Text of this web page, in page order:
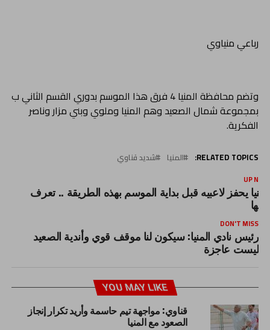
رباعي منياوي
وتضم محافظة المنيا 4 فرق هذا الموسم بدوري القسم الثاني ب
بمجموعة شمال الصعيد وهم المنيا وملوي وبني مزار وناصر
الفكرية.
RELATED TOPICS: المنيا شديد قناوي
UP
يحفز لاعبيه قبل بداية الموسم بهذه الطريقة .. تعرف
DON'T MISS
رئيس نادي المنيا: سيكون لنا موقف قوي وأندية الصعيد
ليست عاجزة
YOU MAY LIKE
قناوي: مواجهة تيم حاسمة وأريد تكرار إنجاز
الصعود مع المنيا